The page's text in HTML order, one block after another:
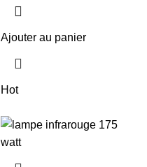
Ajouter au panier
Hot